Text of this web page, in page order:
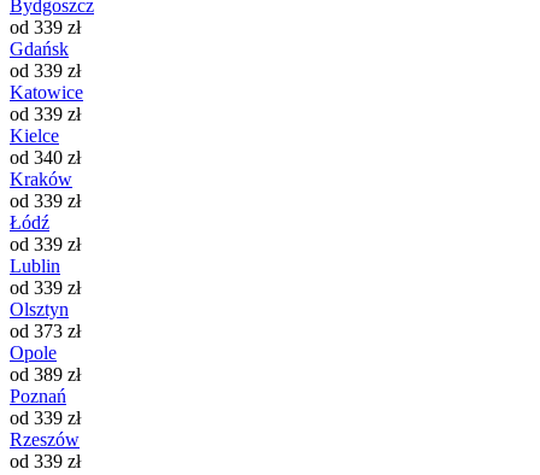
Bydgoszcz
od 339 zł
Gdańsk
od 339 zł
Katowice
od 339 zł
Kielce
od 340 zł
Kraków
od 339 zł
Łódź
od 339 zł
Lublin
od 339 zł
Olsztyn
od 373 zł
Opole
od 389 zł
Poznań
od 339 zł
Rzeszów
od 339 zł